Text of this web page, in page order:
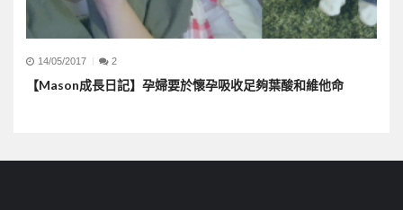
14/05/2017 2
【Mason成長日記】孕婦要於懷孕吸收足夠葉酸和維他命